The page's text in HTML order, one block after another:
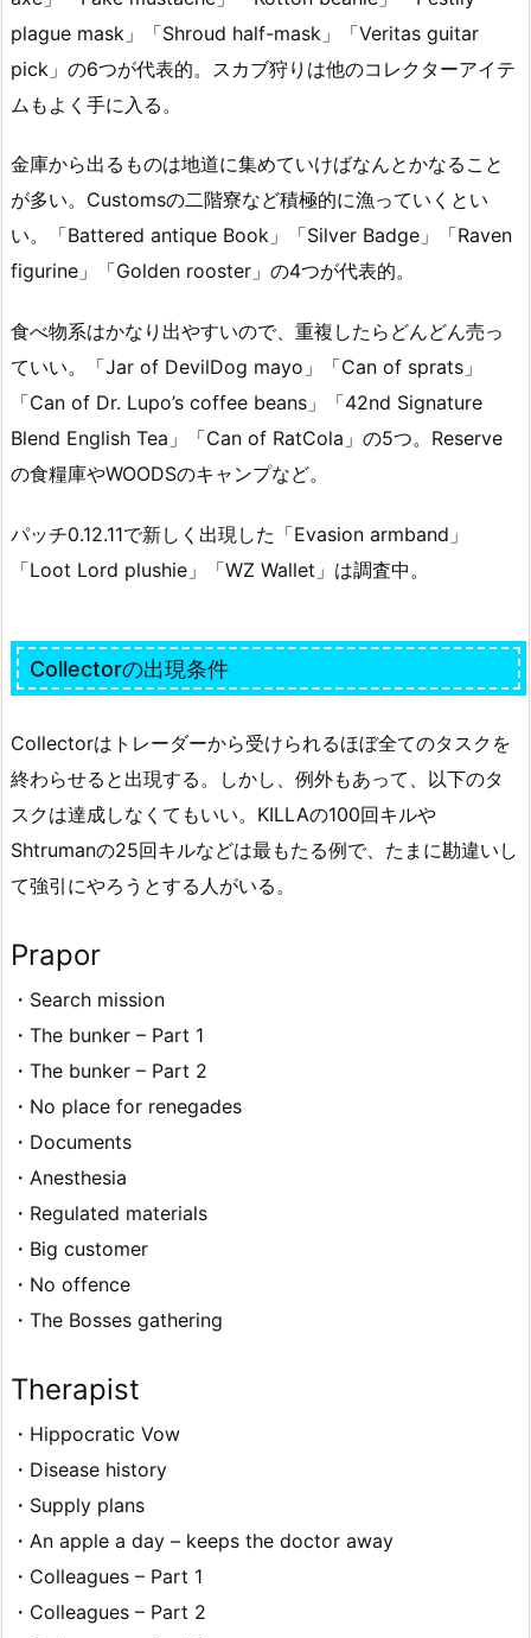
plague mask」「Shroud half-mask」「Veritas guitar
pick」の6つが代表的。スカブ狩りは他のコレクターアイテ
ムもよく手に入る。
金庫から出るものは地道に集めていけばなんとかなること
が多い。Customsの二階寮など積極的に漁っていくとい
い。「Battered antique Book」「Silver Badge」「Raven
figurine」「Golden rooster」の4つが代表的。
食べ物系はかなり出やすいので、重複したらどんどん売っ
ていい。「Jar of DevilDog mayo」「Can of sprats」
「Can of Dr. Lupo’s coffee beans」「42nd Signature
Blend English Tea」「Can of RatCola」の5つ。Reserve
の食糧庫やWOODSのキャンプなど。
パッチ0.12.11で新しく出現した「Evasion armband」
「Loot Lord plushie」「WZ Wallet」は調査中。
Collectorの出現条件
Collectorはトレーダーから受けられるほぼ全てのタスクを
終わらせると出現する。しかし、例外もあって、以下のタ
スクは達成しなくてもいい。KILLAの100回キルや
Shtrumanの25回キルなどは最もたる例で、たまに勘違いし
て強引にやろうとする人がいる。
Prapor
・Search mission
・The bunker – Part 1
・The bunker – Part 2
・No place for renegades
・Documents
・Anesthesia
・Regulated materials
・Big customer
・No offence
・The Bosses gathering
Therapist
・Hippocratic Vow
・Disease history
・Supply plans
・An apple a day – keeps the doctor away
・Colleagues – Part 1
・Colleagues – Part 2